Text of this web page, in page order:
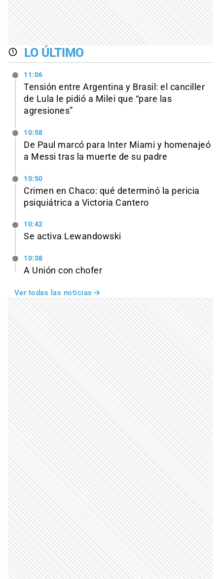
LO ÚLTIMO
11:06
Tensión entre Argentina y Brasil: el canciller
de Lula le pidió a Milei que “pare las
agresiones”
10:58
De Paul marcó para Inter Miami y homenajeó
a Messi tras la muerte de su padre
10:50
Crimen en Chaco: qué determinó la pericia
psiquiátrica a Victoria Cantero
10:42
Se activa Lewandowski
10:38
A Unión con chofer
Ver todas las noticias